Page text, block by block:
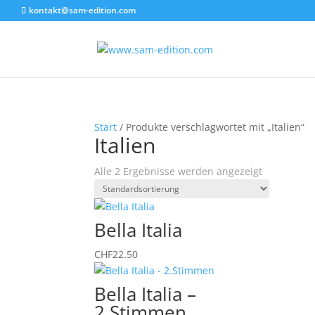
kontakt@sam-edition.com
Start / Produkte verschlagwortet mit „Italien“
Italien
Alle 2 Ergebnisse werden angezeigt
Bella Italia
CHF22.50
Bella Italia –